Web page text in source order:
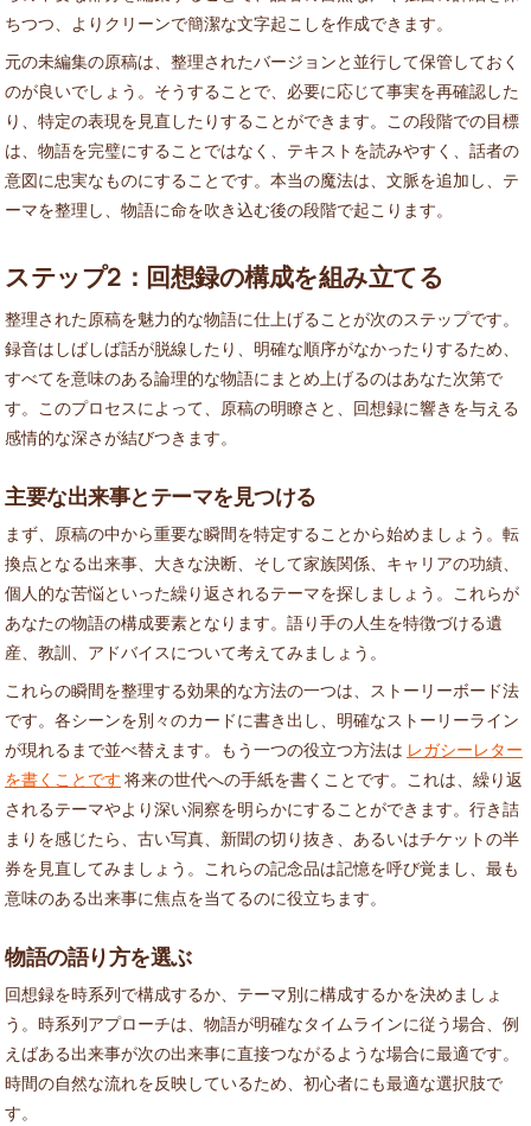
ちつつ、よりクリーンで簡潔な文字起こしを作成できます。
元の未編集の原稿は、整理されたバージョンと並行して保管しておく
のが良いでしょう。そうすることで、必要に応じて事実を再確認した
り、特定の表現を見直したりすることができます。この段階での目標
は、物語を完璧にすることではなく、テキストを読みやすく、話者の
意図に忠実なものにすることです。本当の魔法は、文脈を追加し、テ
ーマを整理し、物語に命を吹き込む後の段階で起こります。
ステップ2：回想録の構成を組み立てる
整理された原稿を魅力的な物語に仕上げることが次のステップです。
録音はしばしば話が脱線したり、明確な順序がなかったりするため、
すべてを意味のある論理的な物語にまとめ上げるのはあなた次第で
す。このプロセスによって、原稿の明瞭さと、回想録に響きを与える
感情的な深さが結びつきます。
主要な出来事とテーマを見つける
まず、原稿の中から重要な瞬間を特定することから始めましょう。転
換点となる出来事、大きな決断、そして家族関係、キャリアの功績、
個人的な苦悩といった繰り返されるテーマを探しましょう。これらが
あなたの物語の構成要素となります。語り手の人生を特徴づける遺
産、教訓、アドバイスについて考えてみましょう。
これらの瞬間を整理する効果的な方法の一つは、ストーリーボード法
です。各シーンを別々のカードに書き出し、明確なストーリーライン
が現れるまで並べ替えます。もう一つの役立つ方法は レガシーレター
を書くことです 将来の世代への手紙を書くことです。これは、繰り返
されるテーマやより深い洞察を明らかにすることができます。行き詰
まりを感じたら、古い写真、新聞の切り抜き、あるいはチケットの半
券を見直してみましょう。これらの記念品は記憶を呼び覚まし、最も
意味のある出来事に焦点を当てるのに役立ちます。
物語の語り方を選ぶ
回想録を時系列で構成するか、テーマ別に構成するかを決めましょ
う。時系列アプローチは、物語が明確なタイムラインに従う場合、例
えばある出来事が次の出来事に直接つながるような場合に最適です。
時間の自然な流れを反映しているため、初心者にも最適な選択肢で
す。